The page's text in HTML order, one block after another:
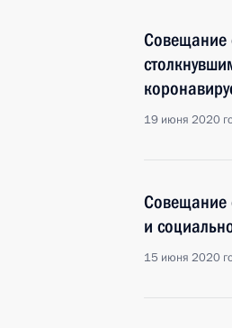
Совещание
19 июня 2020
Совещание
и
15 июня 2020